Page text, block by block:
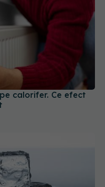
calorifer. Ce efect